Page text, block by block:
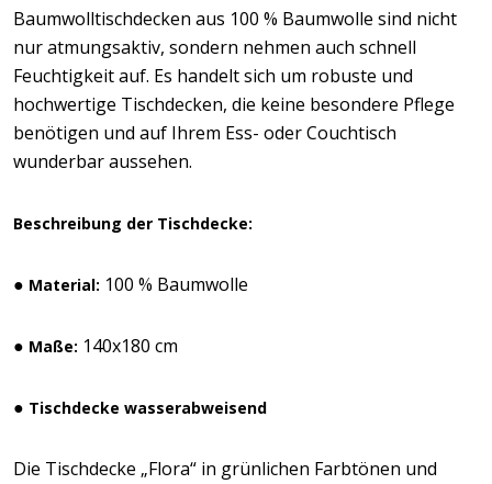
Baumwolltischdecken aus 100 % Baumwolle sind nicht
nur atmungsaktiv, sondern nehmen auch schnell
Feuchtigkeit auf. Es handelt sich um robuste und
hochwertige Tischdecken, die keine besondere Pflege
benötigen und auf Ihrem Ess- oder Couchtisch
wunderbar aussehen.
Beschreibung der Tischdecke:
● Material: 100 % Baumwolle
● Maße: 140x180 cm
● Tischdecke wasserabweisend
Die Tischdecke „Flora“ in grünlichen Farbtönen und